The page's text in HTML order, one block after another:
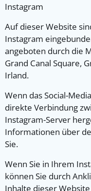
Instagram
Auf dieser Website
Instagram
angeboten durch die
Grand Canal Square,
Irland.
Wenn das Social-
direkte Verbindung
Instagram-Server
Informationen über
Sie.
Wenn Sie in Ihrem
können Sie durch
Inhalte dieser